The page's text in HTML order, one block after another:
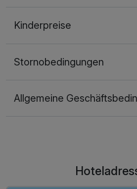
Kinderpreise
Stornobedingungen
Allgemeine